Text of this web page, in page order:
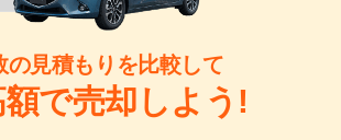
の見積もりを比較して
で売却しよう!